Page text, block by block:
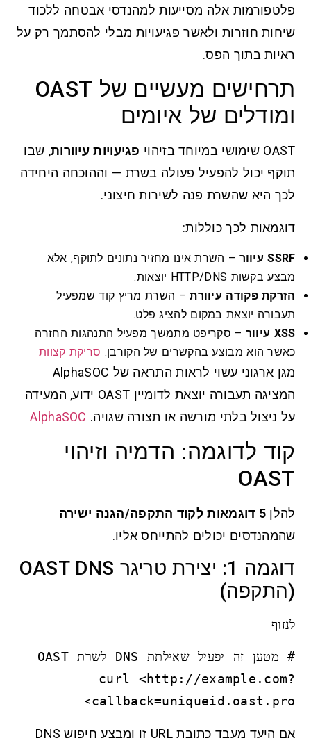
פלטפורמות אלה מסייעות למהנדסי אבטחה ללכוד
שיחות חוזרות ולאשר פגיעויות מבלי להסתמך רק על
ראיות בתוך הפס.
תרחישים מעשיים של OAST
ומודלים של איומים
OAST שימושי במיוחד בזיהוי פגיעויות עיוורות, שבו
תוקף יכול להפעיל פעולה בשרת — וההוכחה היחידה
לכך היא שהשרת פנה לשירות חיצוני.
דוגמאות לכך כוללות:
SSRF עיוור
– השרת אינו מחזיר נתונים לתוקף, אלא
מבצע בקשות HTTP/DNS יוצאות.
הזרקת פקודה עיוורת– השרת מריץ קוד שמפעיל
תעבורה יוצאת במקום להציג פלט.
XSS עיוור
– סקריפט מתמשך מפעיל התנהגות החזרה
כאשר הוא מבוצע בהקשרים של הקורבן.סריקת קצוות
מגן ארגוני עשוי לראות התראה של AlphaSOC
המציגה תעבורה יוצאת לדומיין OAST ידוע, המעידה
על ניצול בלתי מורשה או תצורה שגויה.AlphaSOC
קוד לדוגמה: הדמיה וזיהוי
OAST
להלן5 דוגמאות לקוד התקפה/הגנה ישירה
שהמהנדסים יכולים להתייחס אליו.
דוגמה 1: יצירת טריגר OAST DNS
(התקפה)
לנזוף
# מטען זה יפעיל שאילתת DNS לשרת OAST
curl <http://example.com?
callback=uniqueid.oast.pro
>
אם היעד מעבד כתובת URL זו ומבצע חיפוש DNS